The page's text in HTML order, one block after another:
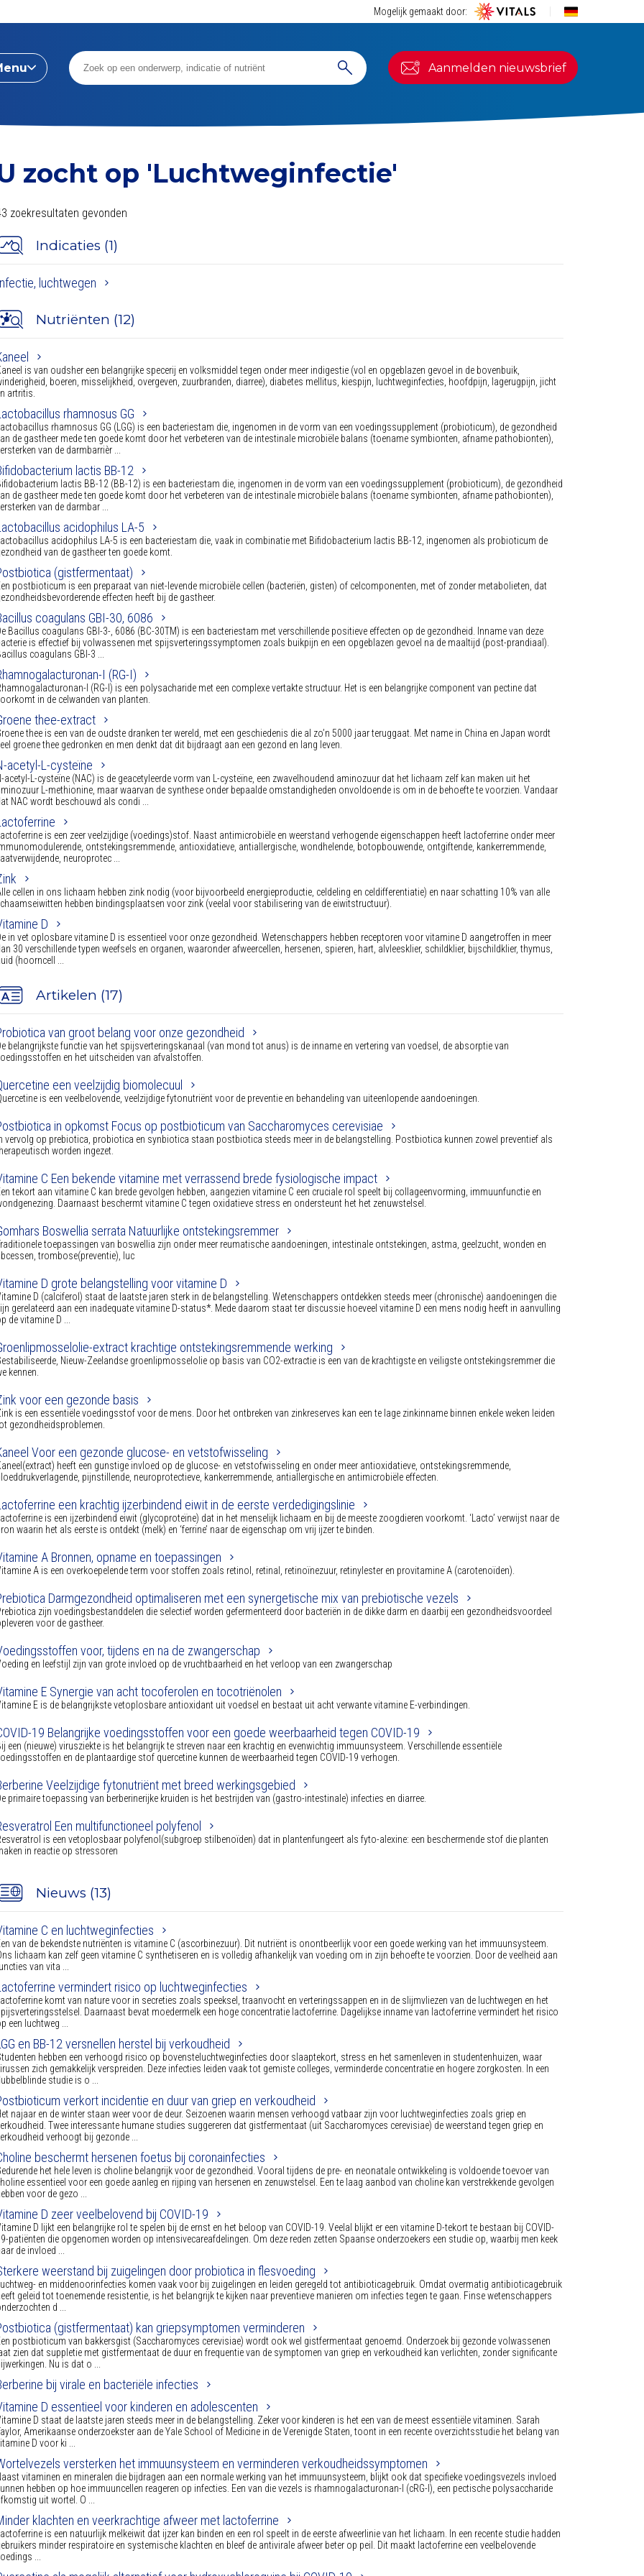
Mogelijk gemaakt door:
Aanmelden nieuwsbrief
zocht op 'Luchtweginfectie'
zoekresultaten gevonden
Indicaties (1)
luchtwegen
Nutriënten (12)
is van oudsher een belangrijke specerij en volksmiddel tegen onder meer indigestie (vol en opgeblazen gevoel in de bovenbuik,
boeren, misselijkheid, overgeven, zuurbranden, diarree), diabetes mellitus, kiespijn, luchtweginfecties, hoofdpijn, lagerugpijn, jicht
artritis.
rhamnosus GG
rhamnosus GG (LGG) is een bacteriestam die, ingenomen in de vorm van een voedingssupplement (probioticum), de gezondheid
de gastheer mede ten goede komt door het verbeteren van de intestinale microbiële balans (toename symbionten, afname pathobionten),
van de darmbarrièr ...
lactis BB-12
lactis BB-12 (BB-12) is een bacteriestam die, ingenomen in de vorm van een voedingssupplement (probioticum), de gezondheid
de gastheer mede ten goede komt door het verbeteren van de intestinale microbiële balans (toename symbionten, afname pathobionten),
van de darmbar ...
acidophilus LA-5
acidophilus LA-5 is een bacteriestam die, vaak in combinatie met Bifidobacterium lactis BB-12, ingenomen als probioticum de
van de gastheer ten goede komt.
(gistfermentaat)
postbioticum is een preparaat van niet-levende microbiële cellen (bacteriën, gisten) of celcomponenten, met of zonder metabolieten, dat
effecten heeft bij de gastheer.
coagulans GBI-30, 6086
Bacillus coagulans GBI-3-, 6086 (BC-30TM) is een bacteriestam met verschillende positieve effecten op de gezondheid. Inname van deze
is effectief bij volwassenen met spijsverteringssymptomen zoals buikpijn en een opgeblazen gevoel na de maaltijd (post-prandiaal).
coagulans GBI-3 ...
I (RG-I)
I (RG-I) is een polysacharide met een complexe vertakte structuur. Het is een belangrijke component van pectine dat
in de celwanden van planten.
thee-extract
thee is een van de oudste dranken ter wereld, met een geschiedenis die al zo’n 5000 jaar teruggaat. Met name in China en Japan wordt
groene thee gedronken en men denkt dat dit bijdraagt aan een gezond en lang leven.
acetyl-L-cysteïne
acetyl-L-cysteïne (NAC) is de geacetyleerde vorm van L-cysteïne, een zwavelhoudend aminozuur dat het lichaam zelf kan maken uit het
L-methionine, maar waarvan de synthese onder bepaalde omstandigheden onvoldoende is om in de behoefte te voorzien. Vandaar
NAC wordt beschouwd als condi ...
is een zeer veelzijdige (voedings)stof. Naast antimicrobiële en weerstand verhogende eigenschappen heeft lactoferrine onder meer
ontstekingsremmende, antioxidatieve, antiallergische, wondhelende, botopbouwende, ontgiftende, kankerremmende,
neuroprotec ...
cellen in ons lichaam hebben zink nodig (voor bijvoorbeeld energieproductie, celdeling en celdifferentiatie) en naar schatting 10% van alle
hebben bindingsplaatsen voor zink (veelal voor stabilisering van de eiwitstructuur).
D
in vet oplosbare vitamine D is essentieel voor onze gezondheid. Wetenschappers hebben receptoren voor vitamine D aangetroffen in meer
30 verschillende typen weefsels en organen, waaronder afweercellen, hersenen, spieren, hart, alvleesklier, schildklier, bijschildklier, thymus,
(hoorncell ...
Artikelen (17)
van groot belang voor onze gezondheid
belangrijkste functie van het spijsverteringskanaal (van mond tot anus) is de inname en vertering van voedsel, de absorptie van
en het uitscheiden van afvalstoffen.
een veelzijdig biomolecuul
is een veelbelovende, veelzijdige fytonutriënt voor de preventie en behandeling van uiteenlopende aandoeningen.
in opkomst Focus op postbioticum van Saccharomyces cerevisiae
vervolg op prebiotica, probiotica en synbiotica staan postbiotica steeds meer in de belangstelling. Postbiotica kunnen zowel preventief als
worden ingezet.
C Een bekende vitamine met verrassend brede fysiologische impact
tekort aan vitamine C kan brede gevolgen hebben, aangezien vitamine C een cruciale rol speelt bij collageenvorming, immuunfunctie en
Daarnaast beschermt vitamine C tegen oxidatieve stress en ondersteunt het het zenuwstelsel.
Boswellia serrata Natuurlijke ontstekingsremmer
toepassingen van boswellia zijn onder meer reumatische aandoeningen, intestinale ontstekingen, astma, geelzucht, wonden en
trombose(preventie), luc
D grote belangstelling voor vitamine D
D (calciferol) staat de laatste jaren sterk in de belangstelling. Wetenschappers ontdekken steeds meer (chronische) aandoeningen die
gerelateerd aan een inadequate vitamine D-status*. Mede daarom staat ter discussie hoeveel vitamine D een mens nodig heeft in aanvulling
de vitamine D ...
extract krachtige ontstekingsremmende werking
Nieuw-Zeelandse groenlipmosselolie op basis van CO2-extractie is een van de krachtigste en veiligste ontstekingsremmer die
kennen.
voor een gezonde basis
is een essentiële voedingsstof voor de mens. Door het ontbreken van zinkreserves kan een te lage zinkinname binnen enkele weken leiden
gezondheidsproblemen.
Voor een gezonde glucose- en vetstofwisseling
heeft een gunstige invloed op de glucose- en vetstofwisseling en onder meer antioxidatieve, ontstekingsremmende,
pijnstillende, neuroprotectieve, kankerremmende, antiallergische en antimicrobiële effecten.
een krachtig ijzerbindend eiwit in de eerste verdedigingslinie
is een ijzerbindend eiwit (glycoproteïne) dat in het menselijk lichaam en bij de meeste zoogdieren voorkomt. ‘Lacto’ verwijst naar de
waarin het als eerste is ontdekt (melk) en ‘ferrine’ naar de eigenschap om vrij ijzer te binden.
A Bronnen, opname en toepassingen
A is een overkoepelende term voor stoffen zoals retinol, retinal, retinoïnezuur, retinylester en provitamine A (carotenoïden).
Darmgezondheid optimaliseren met een synergetische mix van prebiotische vezels
zijn voedingsbestanddelen die selectief worden gefermenteerd door bacteriën in de dikke darm en daarbij een gezondheidsvoordeel
voor de gastheer.
voor, tijdens en na de zwangerschap
en leefstijl zijn van grote invloed op de vruchtbaarheid en het verloop van een zwangerschap
E Synergie van acht tocoferolen en tocotriënolen
E is de belangrijkste vetoplosbare antioxidant uit voedsel en bestaat uit acht verwante vitamine E-verbindingen.
19 Belangrijke voedingsstoffen voor een goede weerbaarheid tegen COVID-19
een (nieuwe) virusziekte is het belangrijk te streven naar een krachtig en evenwichtig immuunsysteem. Verschillende essentiële
en de plantaardige stof quercetine kunnen de weerbaarheid tegen COVID-19 verhogen.
Veelzijdige fytonutriënt met breed werkingsgebied
primaire toepassing van berberinerijke kruiden is het bestrijden van (gastro-intestinale) infecties en diarree.
Een multifunctioneel polyfenol
is een vetoplosbaar polyfenol(subgroep stilbenoïden) dat in plantenfungeert als fyto-alexine: een beschermende stof die planten
in reactie op stressoren
Nieuws (13)
C en luchtweginfecties
van de bekendste nutriënten is vitamine C (ascorbinezuur). Dit nutriënt is onontbeerlijk voor een goede werking van het immuunsysteem.
lichaam kan zelf geen vitamine C synthetiseren en is volledig afhankelijk van voeding om in zijn behoefte te voorzien. Door de veelheid aan
van vita ...
vermindert risico op luchtweginfecties
komt van nature voor in secreties zoals speeksel, traanvocht en verteringssappen en in de slijmvliezen van de luchtwegen en het
Daarnaast bevat moedermelk een hoge concentratie lactoferrine. Dagelijkse inname van lactoferrine vermindert het risico
een luchtweg ...
en BB-12 versnellen herstel bij verkoudheid
hebben een verhoogd risico op bovensteluchtweginfecties door slaaptekort, stress en het samenleven in studentenhuizen, waar
zich gemakkelijk verspreiden. Deze infecties leiden vaak tot gemiste colleges, verminderde concentratie en hogere zorgkosten. In een
studie is o ...
verkort incidentie en duur van griep en verkoudheid
najaar en de winter staan weer voor de deur. Seizoenen waarin mensen verhoogd vatbaar zijn voor luchtweginfecties zoals griep en
Twee interessante humane studies suggereren dat gistfermentaat (uit Saccharomyces cerevisiae) de weerstand tegen griep en
verhoogt bij gezonde ...
beschermt hersenen foetus bij coronainfecties
het hele leven is choline belangrijk voor de gezondheid. Vooral tijdens de pre- en neonatale ontwikkeling is voldoende toevoer van
essentieel voor een goede aanleg en rijping van hersenen en zenuwstelsel. Een te laag aanbod van choline kan verstrekkende gevolgen
voor de gezo ...
D zeer veelbelovend bij COVID-19
D lijkt een belangrijke rol te spelen bij de ernst en het beloop van COVID-19. Veelal blijkt er een vitamine D-tekort te bestaan bij COVID-
patiënten die opgenomen worden op intensivecareafdelingen. Om deze reden zetten Spaanse onderzoekers een studie op, waarbij men keek
de invloed ...
weerstand bij zuigelingen door probiotica in flesvoeding
en middenoorinfecties komen vaak voor bij zuigelingen en leiden geregeld tot antibioticagebruik. Omdat overmatig antibioticagebruik
geleid tot toenemende resistentie, is het belangrijk te kijken naar preventieve manieren om infecties tegen te gaan. Finse wetenschappers
d ...
(gistfermentaat) kan griepsymptomen verminderen
postbioticum van bakkersgist (Saccharomyces cerevisiae) wordt ook wel gistfermentaat genoemd. Onderzoek bij gezonde volwassenen
zien dat suppletie met gistfermentaat de duur en frequentie van de symptomen van griep en verkoudheid kan verlichten, zonder significante
Nu is dat o ...
bij virale en bacteriële infecties
D essentieel voor kinderen en adolescenten
D staat de laatste jaren steeds meer in de belangstelling. Zeker voor kinderen is het een van de meest essentiële vitaminen. Sarah
Amerikaanse onderzoekster aan de Yale School of Medicine in de Verenigde Staten, toont in een recente overzichtsstudie het belang van
D voor ki ...
versterken het immuunsysteem en verminderen verkoudheidssymptomen
vitaminen en mineralen die bijdragen aan een normale werking van het immuunsysteem, blijkt ook dat specifieke voedingsvezels invloed
hebben op hoe immuuncellen reageren op infecties. Een van die vezels is rhamnogalacturonan-I (cRG-I), een pectische polysaccharide
uit wortel. O ...
klachten en veerkrachtige afweer met lactoferrine
is een natuurlijk melkeiwit dat ijzer kan binden en een rol speelt in de eerste afweerlinie van het lichaam. In een recente studie hadden
minder respiratoire en systemische klachten en bleef de antivirale afweer beter op peil. Dit maakt lactoferrine een veelbelovende
...